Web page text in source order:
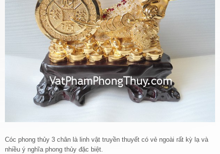
Cóc phong thủy 3 chân là linh vật truyền thuyết có vẻ ngoài rất kỳ lạ và
nhiều ý nghĩa phong thủy đặc biệt.